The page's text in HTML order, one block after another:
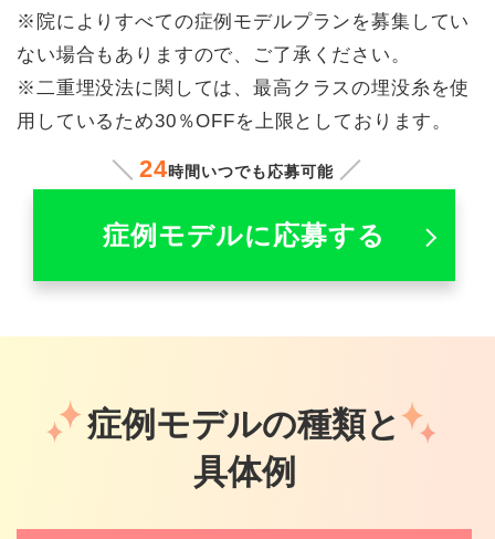
※院によりすべての症例モデルプランを募集してい
ない場合もありますので、ご了承ください。
※二重埋没法に関しては、最高クラスの埋没糸を使
用しているため30％OFFを上限としております。
24時間いつでも応募可能
症例モデルに応募する
症例モデルの種類と
具体例